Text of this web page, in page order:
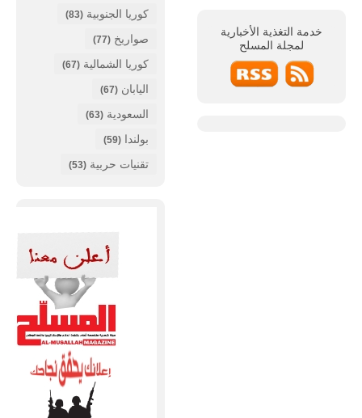
خدمة التغذية الأخبارية
لمجلة المسلح
كوريا الجنوبية (83)
صواريخ (77)
كوريا الشمالية (67)
اليابان (67)
السعودية (63)
بولندا (59)
تقنيات حربية (53)